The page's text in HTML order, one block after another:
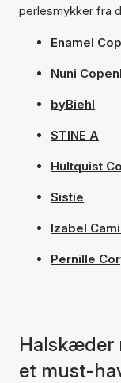
perlesmykker fra
Enamel
Nuni
byBiehl
STINE A
Hultquist
Sistie
Izabel
Pernille
Halskæder
et must-